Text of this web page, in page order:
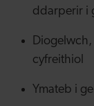
ddarperir i
cyfreithiol
Ymateb i